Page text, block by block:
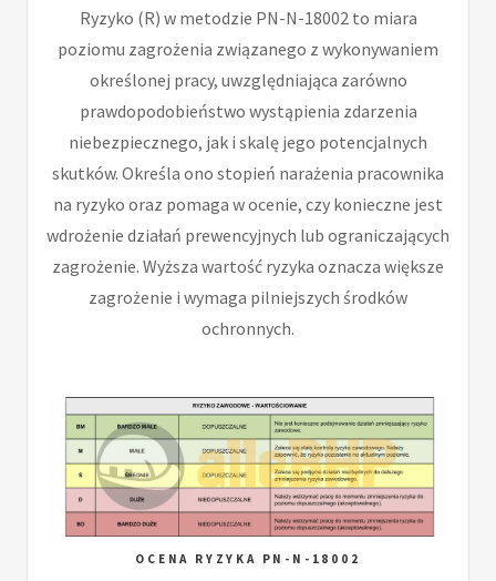
Ryzyko (R) w metodzie PN-N-18002 to miara
poziomu zagrożenia związanego z wykonywaniem
określonej pracy, uwzględniająca zarówno
prawdopodobieństwo wystąpienia zdarzenia
niebezpiecznego, jak i skalę jego potencjalnych
skutków. Określa ono stopień narażenia pracownika
na ryzyko oraz pomaga w ocenie, czy konieczne jest
wdrożenie działań prewencyjnych lub ograniczających
zagrożenie. Wyższa wartość ryzyka oznacza większe
zagrożenie i wymaga pilniejszych środków
ochronnych.
OCENA RYZYKA PN-N-18002